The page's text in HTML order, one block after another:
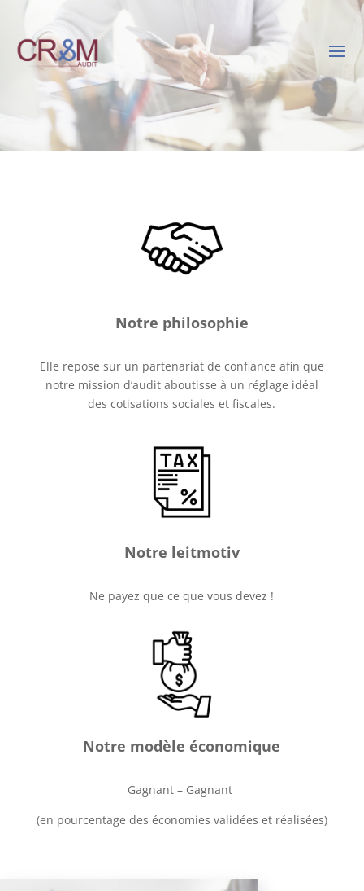
Notre philosophie
Elle repose sur un partenariat de confiance afin que
notre mission d’audit aboutisse à un réglage idéal
des cotisations sociales et fiscales.
Notre leitmotiv
Ne payez que ce que vous devez !
Notre modèle économique
Gagnant – Gagnant
(en pourcentage des économies validées et réalisées)